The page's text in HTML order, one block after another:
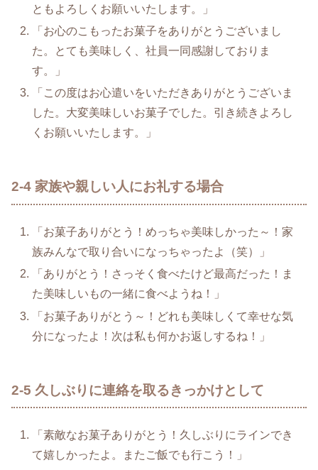
ともよろしくお願いいたします。」
「お心のこもったお菓子をありがとうございまし
た。とても美味しく、社員一同感謝しておりま
す。」
「この度はお心遣いをいただきありがとうございま
した。大変美味しいお菓子でした。引き続きよろし
くお願いいたします。」
2-4 家族や親しい人にお礼する場合
「お菓子ありがとう！めっちゃ美味しかった～！家
族みんなで取り合いになっちゃったよ（笑）」
「ありがとう！さっそく食べたけど最高だった！ま
た美味しいもの一緒に食べようね！」
「お菓子ありがとう～！どれも美味しくて幸せな気
分になったよ！次は私も何かお返しするね！」
2-5 久しぶりに連絡を取るきっかけとして
「素敵なお菓子ありがとう！久しぶりにラインでき
て嬉しかったよ。またご飯でも行こう！」